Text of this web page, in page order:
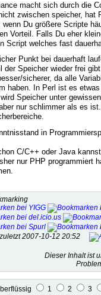
macht sich durch die
zwischen speicher, hat
wenn Du größere Scripte
Vorteil. Falls Du eher
Script welches fast
Punkt bei dauerhaft
der Speicher wieder frei
sicherer, da alle
haben. In Perl ist es
Speicher unter
nur schlimmer als es
in
C/C++ oder Java
nur PHP programmiert
2007-10-12 20:52
Dieser Inhalt ist
1 2
3